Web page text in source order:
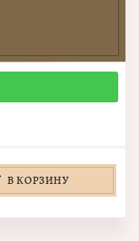
В КОРЗИНУ